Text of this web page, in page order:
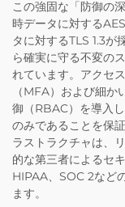
この強固な「防御の
時データに対する
タに対するTLS 1.3が
ら確実に守る不変の
れています。アクセ
（MFA）および細
御（RBAC）を導入
のみであることを保
ラストラクチャは、
的な第三者によるセ
HIPAA、SOC 2など
ます。